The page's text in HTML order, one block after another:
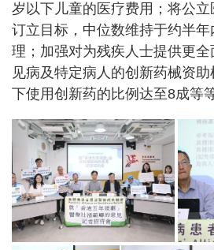
岁以下儿童的医疗费用；将公
订立目标，中位数维持于约半
理；加强对为残疾人士提供更
见病及特定病人的创新药械资
下使用创新药的比例达至8成等等